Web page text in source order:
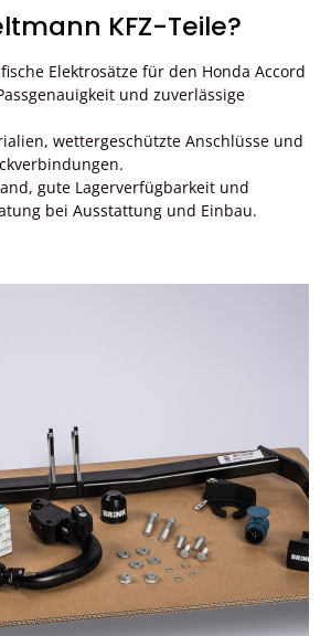
KFZ-Teile?
Elektrosätze für den Honda Accord
und zuverlässige
wettergeschützte Anschlüsse und
gute Lagerverfügbarkeit und
bei Ausstattung und Einbau.